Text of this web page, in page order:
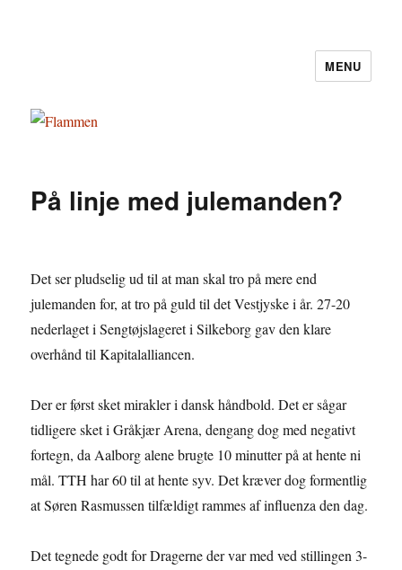
MENU
På linje med julemanden?
Det ser pludselig ud til at man skal tro på mere end
julemanden for, at tro på guld til det Vestjyske i år. 27-20
nederlaget i Sengtøjslageret i Silkeborg gav den klare
overhånd til Kapitalalliancen.
Der er først sket mirakler i dansk håndbold. Det er sågar
tidligere sket i Gråkjær Arena, dengang dog med negativt
fortegn, da Aalborg alene brugte 10 minutter på at hente ni
mål. TTH har 60 til at hente syv. Det kræver dog formentlig
at Søren Rasmussen tilfældigt rammes af influenza den dag.
Det tegnede godt for Dragerne der var med ved stillingen 3-